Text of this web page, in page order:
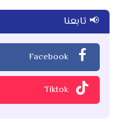
📢 تابعنا
Facebook
Tiktok